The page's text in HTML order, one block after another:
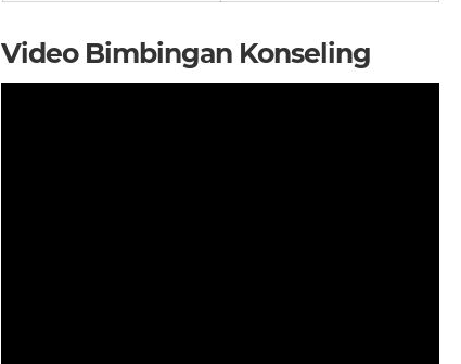
Video Bimbingan Konseling